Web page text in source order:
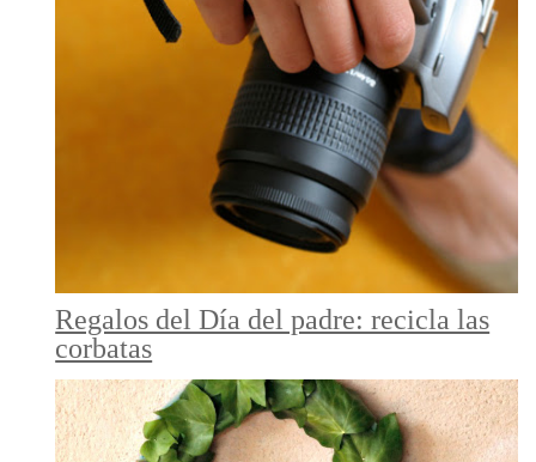
Regalos del Día del padre: recicla las
corbatas